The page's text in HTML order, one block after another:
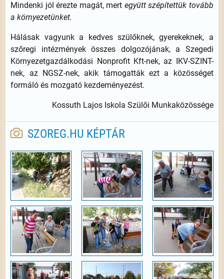
Mindenki jól érezte magát, mert együtt szépítettük tovább
a környezetünket.
Hálásak vagyunk a kedves szülőknek, gyerekeknek, a
szőregi intézmények összes dolgozójának, a Szegedi
Környezetgazdálkodási Nonprofit Kft-nek, az IKV-SZINT-
nek, az NGSZ-nek, akik támogatták ezt a közösséget
formáló és mozgató kezdeményezést.
Kossuth Lajos Iskola Szülői Munkaközössége
SZOREG.HU KÉPTÁR